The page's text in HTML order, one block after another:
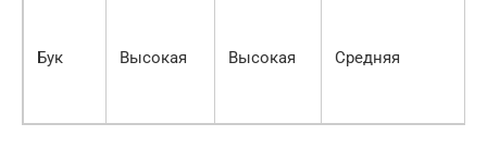
Бук Высокая Высокая Средняя